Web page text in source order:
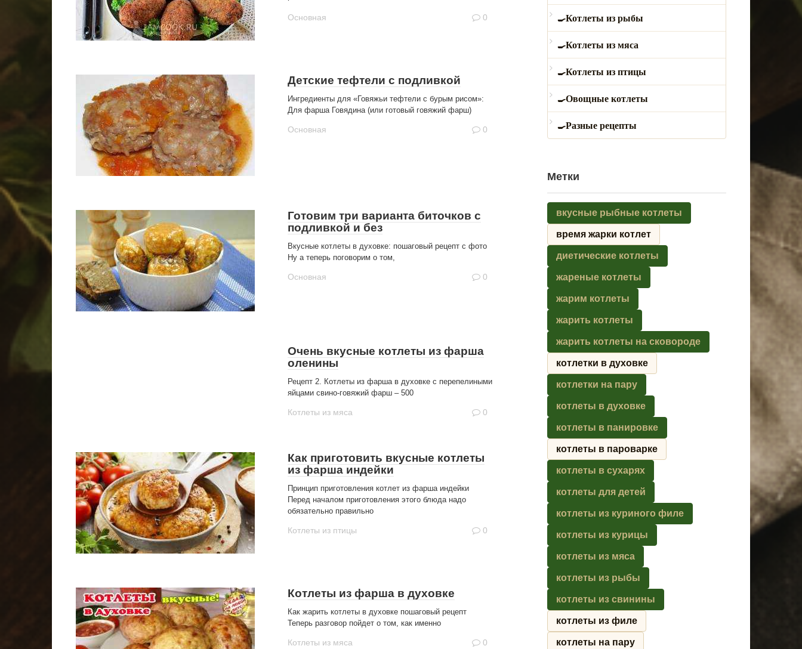
Основная 0
Детские тефтели с подливкой
Ингредиенты для «Говяжьи тефтели с бурым рисом»:
Для фарша Говядина (или готовый говяжий фарш)
Основная 0
Готовим три варианта биточков с
подливкой и без
Вкусные котлеты в духовке: пошаговый рецепт с фото
Ну а теперь поговорим о том,
Основная 0
Очень вкусные котлеты из фарша
оленины
Рецепт 2. Котлеты из фарша в духовке с перепелиными
яйцами свино-говяжий фарш – 500
Котлеты из мяса 0
Как приготовить вкусные котлеты
из фарша индейки
Принцип приготовления котлет из фарша индейки
Перед началом приготовления этого блюда надо
обязательно правильно
Котлеты из птицы 0
Котлеты из фарша в духовке
Как жарить котлеты в духовке пошаговый рецепт
Теперь разговор пойдет о том, как именно
Котлеты из мяса 0
Котлеты из рыбы
Котлеты из мяса
Котлеты из птицы
Овощные котлеты
Разные рецепты
Метки
вкусные рыбные котлеты
время жарки котлет
диетические котлеты
жареные котлеты
жарим котлеты
жарить котлеты
жарить котлеты на сковороде
котлетки в духовке
котлетки на пару
котлеты в духовке
котлеты в панировке
котлеты в пароварке
котлеты в сухарях
котлеты для детей
котлеты из куриного филе
котлеты из курицы
котлеты из мяса
котлеты из рыбы
котлеты из свинины
котлеты из филе
котлеты на пару